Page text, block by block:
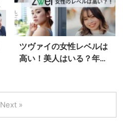
ツヴァイの女性レベルは
高い！美人はいる？年
Next »